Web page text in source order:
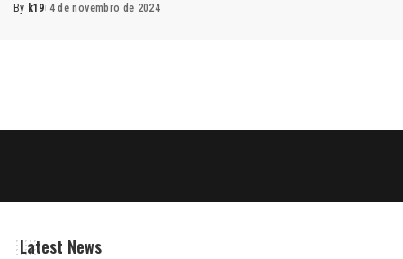
By k19 4 de novembro de 2024
Latest News